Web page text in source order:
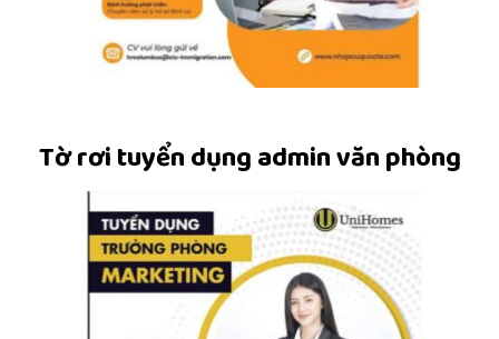
Tờ rơi tuyển dụng admin văn phòng